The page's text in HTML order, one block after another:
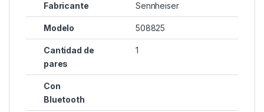
Fabricante Sennheiser
Modelo 508825
Cantidad de
pares
1
Con
Bluetooth